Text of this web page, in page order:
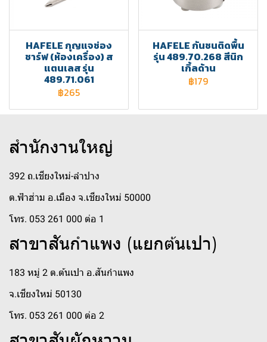
HAFELE กุญแจช่อง
ชาร์ฟ (ห้องเครื่อง) ส
แตนเลส รุ่น
489.71.061
฿265
HAFELE กันชนติดพื้น
รุ่น 489.70.268 สีนิก
เกิ้ลด้าน
฿179
สำนักงานใหญ่
392 ถ.เชียงใหม่-ลำปาง
ต.ฟ้าฮ่าม อ.เมือง จ.เชียงใหม่ 50000
โทร. 053 261 000 ต่อ 1
สาขาสันกำแพง (แยกต้นเปา)
183 หมู่ 2 ต.ต้นเปา อ.สันกำแพง
จ.เชียงใหม่ 50130
โทร. 053 261 000 ต่อ 2